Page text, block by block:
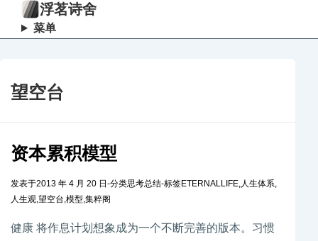
浮茗诗舍
菜单
望空台
资本累积模型
发表于2013 年 4 月 20 日 -分类思考总结-标签ETERNALLIFE,人生体系,
人生观,望空台,模型,集粹阁
健康 将作息计划想象成为一个不断完善的版本。习惯